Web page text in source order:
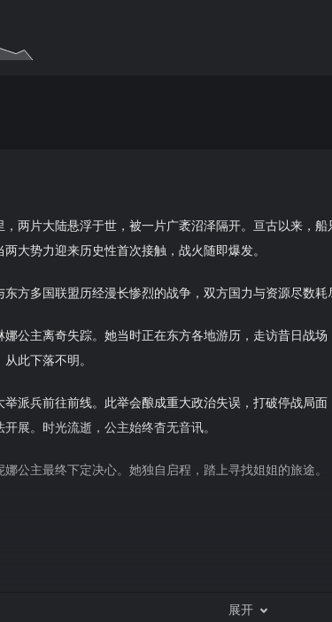
，两片大陆悬浮于世，被一片广袤沼泽隔开。亘古以来，
大势力迎来历史性首次接触，战火随即爆发。
方多国联盟历经漫长惨烈的战争，双方国力与资源尽数耗
娜公主离奇失踪。她当时正在东方各地游历，走访昔日战
此下落不明。
举派兵前往前线。此举会酿成重大政治失误，打破停战局
展。时光流逝，公主始终杳无音讯。
公主最终下定决心。她独自启程，踏上寻找姐姐的旅途。
展开